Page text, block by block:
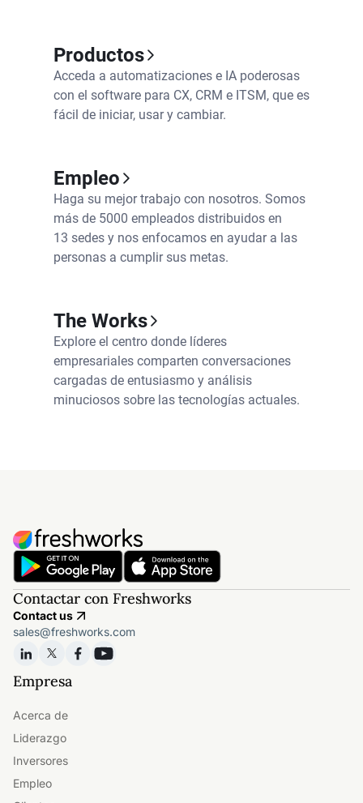
Productos
Acceda a automatizaciones e IA poderosas
con el software para CX, CRM e ITSM, que es
fácil de iniciar, usar y cambiar.
Empleo
Haga su mejor trabajo con nosotros. Somos
más de 5000 empleados distribuidos en
13 sedes y nos enfocamos en ayudar a las
personas a cumplir sus metas.
The Works
Explore el centro donde líderes
empresariales comparten conversaciones
cargadas de entusiasmo y análisis
minuciosos sobre las tecnologías actuales.
Contactar con Freshworks
Contact us
sales@freshworks.com
Empresa
Acerca de
Liderazgo
Inversores
Empleo